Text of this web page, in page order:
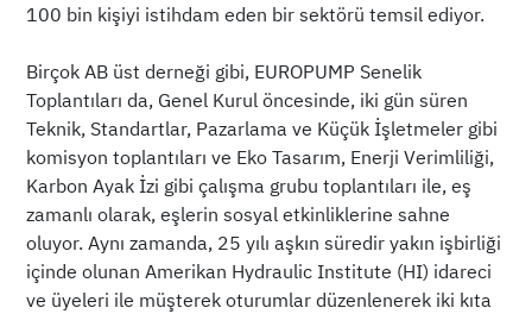
100 bin kişiyi istihdam eden bir sektörü temsil ediyor.
Birçok AB üst derneği gibi, EUROPUMP Senelik
Toplantıları da, Genel Kurul öncesinde, iki gün süren
Teknik, Standartlar, Pazarlama ve Küçük İşletmeler gibi
komisyon toplantıları ve Eko Tasarım, Enerji Verimliliği,
Karbon Ayak İzi gibi çalışma grubu toplantıları ile, eş
zamanlı olarak, eşlerin sosyal etkinliklerine sahne
oluyor. Aynı zamanda, 25 yılı aşkın süredir yakın işbirliği
içinde olunan Amerikan Hydraulic Institute (HI) idareci
ve üyeleri ile müşterek oturumlar düzenlenerek iki kıta